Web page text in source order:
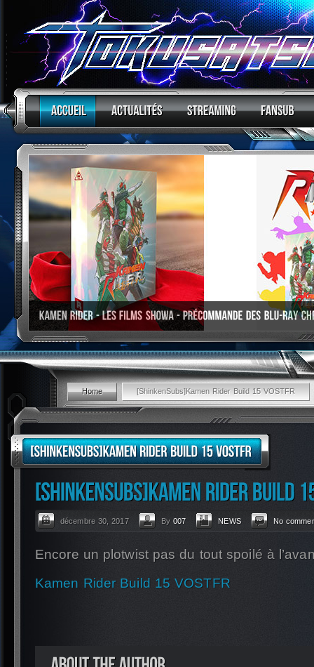
Home [ShinkenSubs]Kamen Rider Build 15 VOSTFR
décembre 30, 2017 By007 NEWS No
Encore un plotwist pas du tout spoilé à
Kamen Rider Build 15 VOSTFR